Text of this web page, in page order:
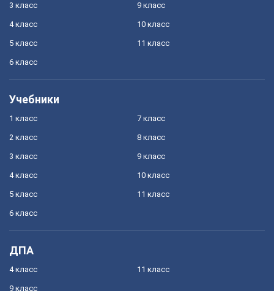
3 класс
4 класс
5 класс
6 класс
9 класс
10 класс
11 класс
Учебники
1 класс
2 класс
3 класс
4 класс
5 класс
6 класс
7 класс
8 класс
9 класс
10 класс
11 класс
ДПА
4 класс
9 класс
11 класс